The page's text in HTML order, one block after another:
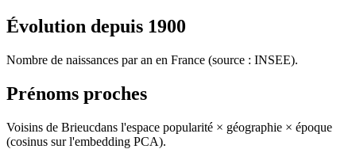
Évolution depuis 1900
Nombre de naissances par an en France (source : INSEE).
Prénoms proches
Voisins de Brieucdans l'espace popularité × géographie × époque
(cosinus sur l'embedding PCA).